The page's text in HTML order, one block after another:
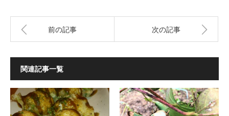
前の記事 次の記事
関連記事一覧